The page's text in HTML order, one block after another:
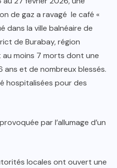
de gaz a ravagé le café «
dans la ville balnéaire de
de Burabay, région
au moins 7 morts dont une
ans et de nombreux blessés.
hospitalisées pour des
par l’allumage d’un
locales ont ouvert une